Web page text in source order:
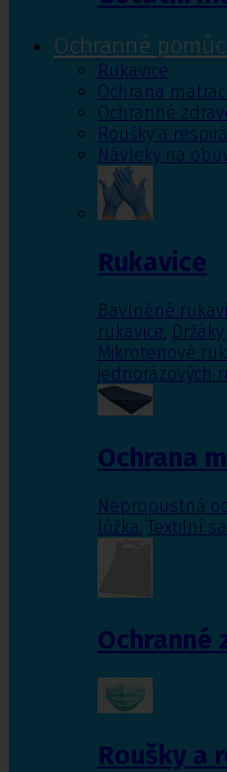
Ochranné
Rukavice
Ochrana
Ochranné
Roušky a
Návleky na
Rukavice
Bavlněné
rukavice,
Mikrotenové
jednorázových
Ochrana
Nepropustná
lůžka, Textilní
Roušky a